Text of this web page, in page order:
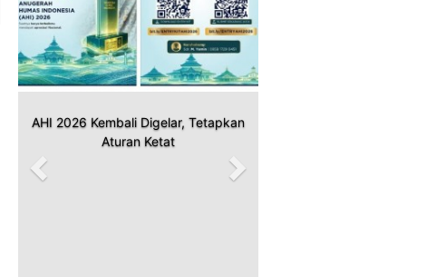
AHI 2026 Kembali Digelar, Tetapkan
Aturan Ketat